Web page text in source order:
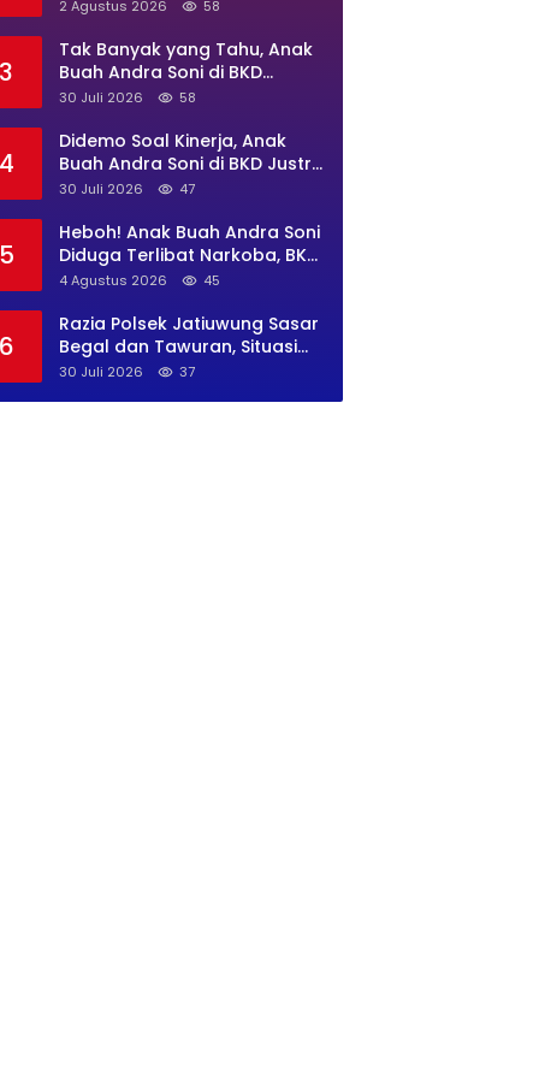
2 Agustus 2026 58
3
Tak Banyak yang Tahu, Anak
Buah Andra Soni di BKD
Banten Punya Harta hingga
30 Juli 2026 58
4
Didemo Soal Kinerja, Anak
Buah Andra Soni di BKD Justru
Punya Anggaran Perjalanan
30 Juli 2026 47
5
Heboh! Anak Buah Andra Soni
Diduga Terlibat Narkoba, BKD
Banten Diminta Buka Suara
4 Agustus 2026 45
6
Razia Polsek Jatiuwung Sasar
Begal dan Tawuran, Situasi
Wilayah Tetap Kondus
30 Juli 2026 37